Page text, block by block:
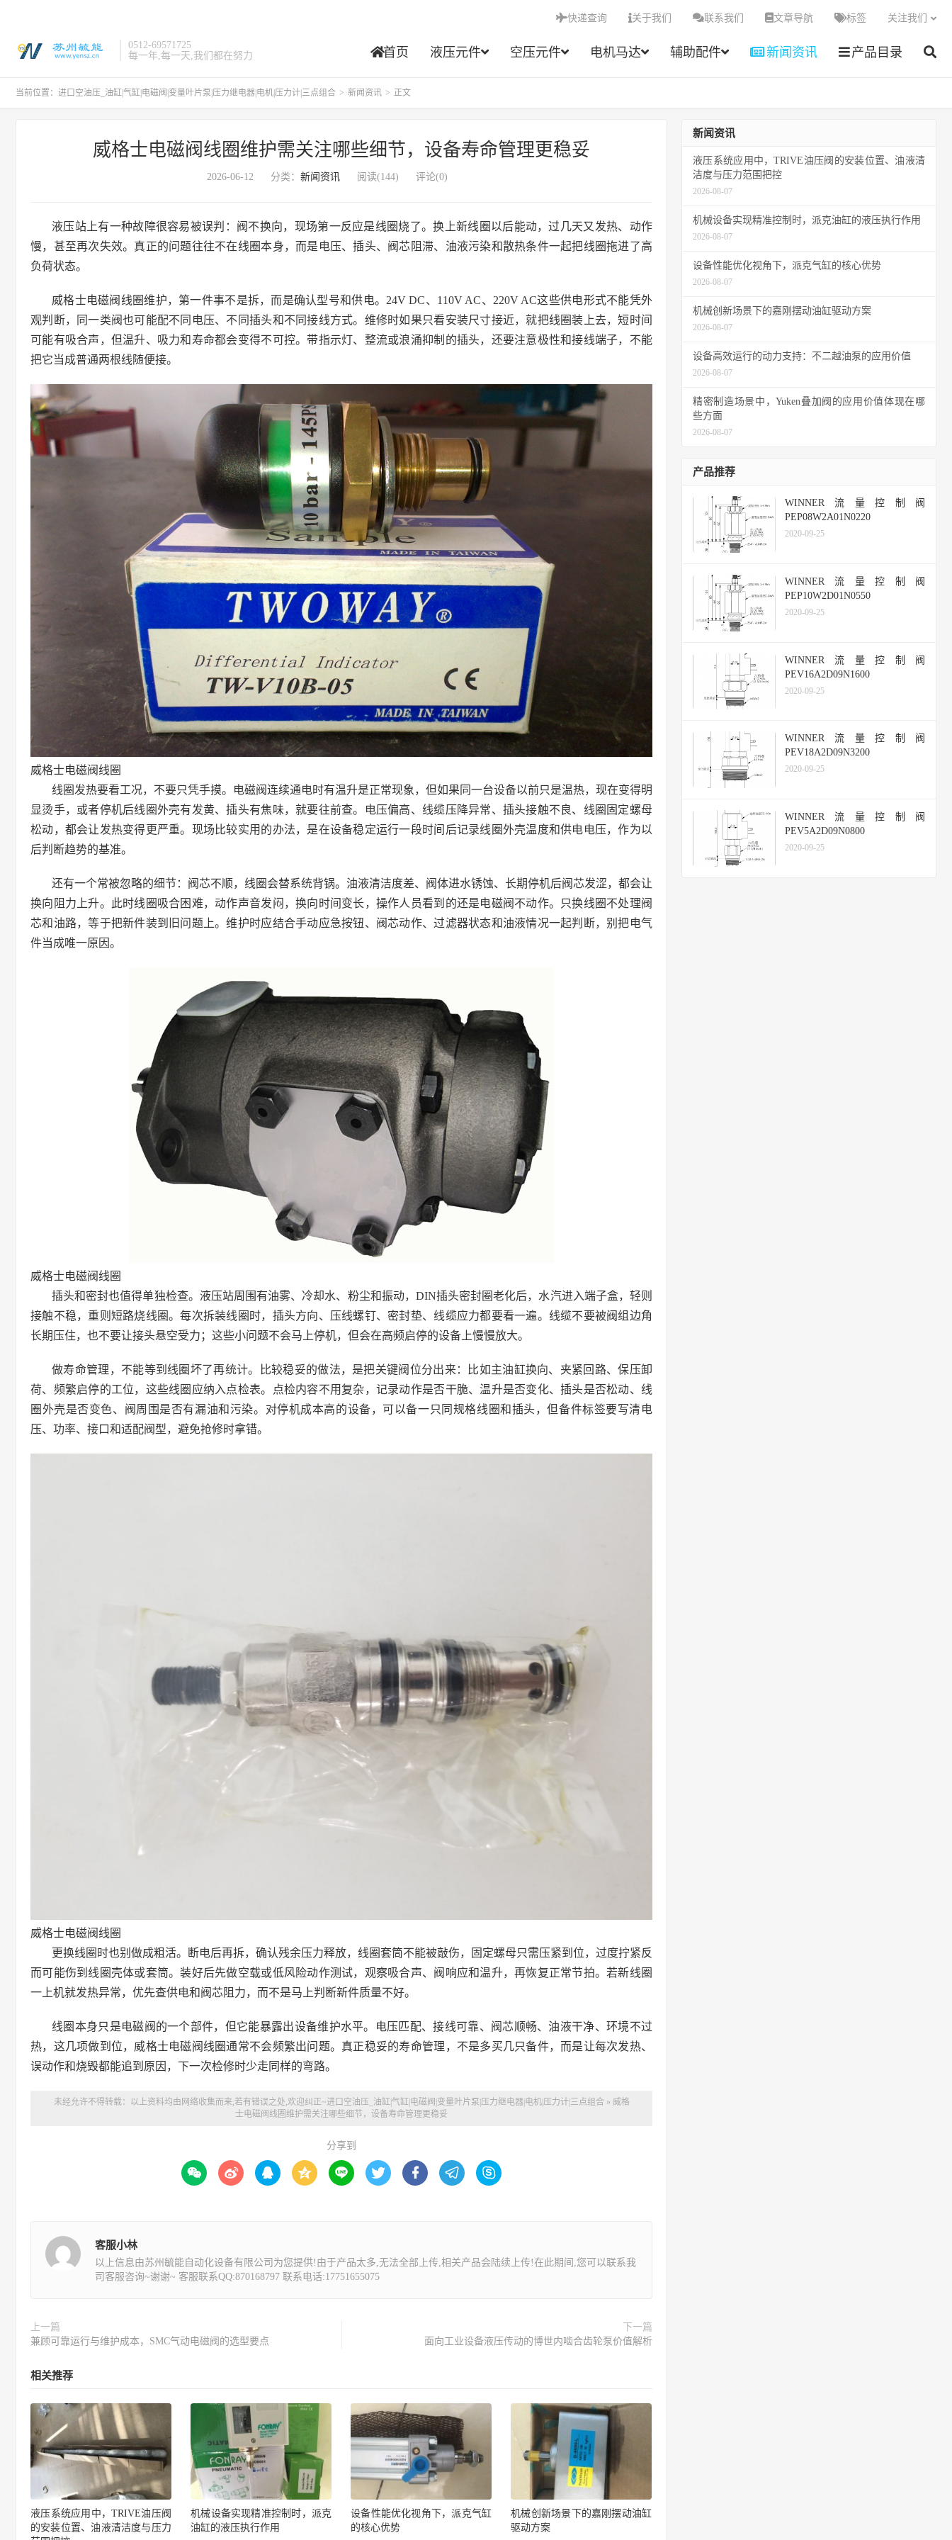
0512-69571725
每一年,每一天,我们都在努力
首页 液压元件 空压元件 电机马达 辅助配件 新闻资讯 产品目录
快递查询 关于我们 联系我们 文章导航 标签 关注我们
当前位置： 进口空油压_油缸|气缸|电磁阀|变量叶片泵|压力继电器|电机|压力计|三点组合 > 新闻资讯 > 正文
威格士电磁阀线圈维护需关注哪些细节，设备寿命管理更稳妥
2026-06-12 分类： 新闻资讯 阅读(144) 评论(0)
液压站上有一种故障很容易被误判：阀不换向，现场第一反应是线圈烧了。换上新线圈以后能动，过几天又发热、动作
慢，甚至再次失效。真正的问题往往不在线圈本身，而是电压、插头、阀芯阻滞、油液污染和散热条件一起把线圈拖进了高
负荷状态。
威格士电磁阀线圈维护，第一件事不是拆，而是确认型号和供电。24V DC、110V AC、220V AC这些供电形式不能凭外
观判断，同一类阀也可能配不同电压、不同插头和不同接线方式。维修时如果只看安装尺寸接近，就把线圈装上去，短时间
可能有吸合声，但温升、吸力和寿命都会变得不可控。带指示灯、整流或浪涌抑制的插头，还要注意极性和接线端子，不能
把它当成普通两根线随便接。
威格士电磁阀线圈
线圈发热要看工况，不要只凭手摸。电磁阀连续通电时有温升是正常现象，但如果同一台设备以前只是温热，现在变得明
显烫手，或者停机后线圈外壳有发黄、插头有焦味，就要往前查。电压偏高、线缆压降异常、插头接触不良、线圈固定螺母
松动，都会让发热变得更严重。现场比较实用的办法，是在设备稳定运行一段时间后记录线圈外壳温度和供电电压，作为以
后判断趋势的基准。
还有一个常被忽略的细节：阀芯不顺，线圈会替系统背锅。油液清洁度差、阀体进水锈蚀、长期停机后阀芯发涩，都会让
换向阻力上升。此时线圈吸合困难，动作声音发闷，换向时间变长，操作人员看到的还是电磁阀不动作。只换线圈不处理阀
芯和油路，等于把新件装到旧问题上。维护时应结合手动应急按钮、阀芯动作、过滤器状态和油液情况一起判断，别把电气
件当成唯一原因。
威格士电磁阀线圈
插头和密封也值得单独检查。液压站周围有油雾、冷却水、粉尘和振动，DIN插头密封圈老化后，水汽进入端子盒，轻则
接触不稳，重则短路烧线圈。每次拆装线圈时，插头方向、压线螺钉、密封垫、线缆应力都要看一遍。线缆不要被阀组边角
长期压住，也不要让接头悬空受力；这些小问题不会马上停机，但会在高频启停的设备上慢慢放大。
做寿命管理，不能等到线圈坏了再统计。比较稳妥的做法，是把关键阀位分出来：比如主油缸换向、夹紧回路、保压卸
荷、频繁启停的工位，这些线圈应纳入点检表。点检内容不用复杂，记录动作是否干脆、温升是否变化、插头是否松动、线
圈外壳是否变色、阀周围是否有漏油和污染。对停机成本高的设备，可以备一只同规格线圈和插头，但备件标签要写清电
压、功率、接口和适配阀型，避免抢修时拿错。
威格士电磁阀线圈
更换线圈时也别做成粗活。断电后再拆，确认残余压力释放，线圈套筒不能被敲伤，固定螺母只需压紧到位，过度拧紧反
而可能伤到线圈壳体或套筒。装好后先做空载或低风险动作测试，观察吸合声、阀响应和温升，再恢复正常节拍。若新线圈
一上机就发热异常，优先查供电和阀芯阻力，而不是马上判断新件质量不好。
线圈本身只是电磁阀的一个部件，但它能暴露出设备维护水平。电压匹配、接线可靠、阀芯顺畅、油液干净、环境不过
热，这几项做到位，威格士电磁阀线圈通常不会频繁出问题。真正稳妥的寿命管理，不是多买几只备件，而是让每次发热、
误动作和烧毁都能追到原因，下一次检修时少走同样的弯路。
未经允许不得转载：以上资料均由网络收集而来,若有错误之处,欢迎纠正~进口空油压_油缸|气缸|电磁阀|变量叶片泵|压力继电器|电机|压力计|三点组合 » 威格
士电磁阀线圈维护需关注哪些细节，设备寿命管理更稳妥
分享到
        
客服小林
以上信息由苏州毓能自动化设备有限公司为您提供!由于产品太多,无法全部上传,相关产品会陆续上传!在此期间,您可以联系我
司客服咨询~谢谢~ 客服联系QQ:870168797 联系电话:17751655075
上一篇
兼顾可靠运行与维护成本，SMC气动电磁阀的选型要点
下一篇
面向工业设备液压传动的博世内啮合齿轮泵价值解析
相关推荐
液压系统应用中，TRIVE油压阀
的安装位置、油液清洁度与压力
机械设备实现精准控制时，派克
油缸的液压执行作用
设备性能优化视角下，派克气缸
的核心优势
机械创新场景下的嘉刚摆动油缸
驱动方案
新闻资讯
液压系统应用中，TRIVE油压阀的安装位置、油液清
洁度与压力范围把控
2026-08-07
机械设备实现精准控制时，派克油缸的液压执行作用
2026-08-07
设备性能优化视角下，派克气缸的核心优势
2026-08-07
机械创新场景下的嘉刚摆动油缸驱动方案
2026-08-07
设备高效运行的动力支持：不二越油泵的应用价值
2026-08-07
精密制造场景中，Yuken叠加阀的应用价值体现在哪
些方面
2026-08-07
产品推荐
WINNER流量控制阀
PEP08W2A01N0220
2020-09-25
WINNER流量控制阀
PEP10W2D01N0550
2020-09-25
WINNER流量控制阀
PEV16A2D09N1600
2020-09-25
WINNER流量控制阀
PEV18A2D09N3200
2020-09-25
WINNER流量控制阀
PEV5A2D09N0800
2020-09-25